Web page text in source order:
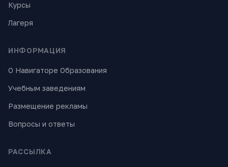
Курсы
Лагеря
ИНФОРМАЦИЯ
О Навигаторе Образования
Учебным заведениям
Размещение рекламы
Вопросы и ответы
РАССЫЛКА